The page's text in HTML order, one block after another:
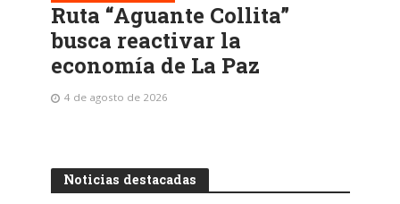
Ruta “Aguante Collita”
busca reactivar la
economía de La Paz
4 de agosto de 2026
Noticias destacadas